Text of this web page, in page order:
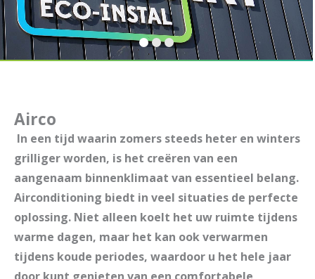
Airco
In een tijd waarin zomers steeds heter en winters
grilliger worden, is het creëren van een
aangenaam binnenklimaat van essentieel belang.
Airconditioning biedt in veel situaties de perfecte
oplossing. Niet alleen koelt het uw ruimte tijdens
warme dagen, maar het kan ook verwarmen
tijdens koude periodes, waardoor u het hele jaar